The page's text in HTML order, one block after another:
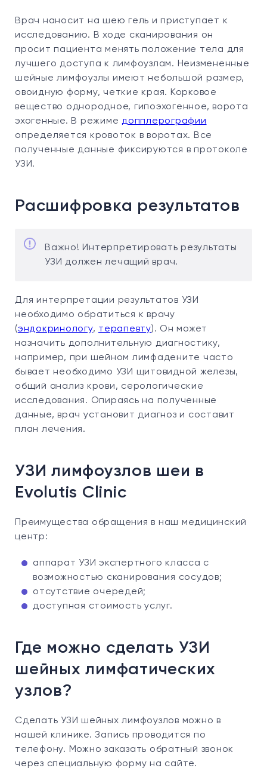
Врач наносит на шею гель и приступает к
исследованию. В ходе сканирования он
просит пациента менять положение тела для
лучшего доступа к лимфоузлам. Неизмененные
шейные лимфоузлы имеют небольшой размер,
овоидную форму, четкие края. Корковое
вещество однородное, гипоэхогенное, ворота
эхогенные. В режиме допплерографии
определяется кровоток в воротах. Все
полученные данные фиксируются в протоколе
УЗИ.
Расшифровка результатов
Важно! Интерпретировать результаты
УЗИ должен лечащий врач.
Для интерпретации результатов УЗИ
необходимо обратиться к врачу
(эндокринологу, терапевту). Он может
назначить дополнительную диагностику,
например, при шейном лимфадените часто
бывает необходимо УЗИ щитовидной железы,
общий анализ крови, серологические
исследования. Опираясь на полученные
данные, врач установит диагноз и составит
план лечения.
УЗИ лимфоузлов шеи в
Evolutis Clinic
Преимущества обращения в наш медицинский
центр:
аппарат УЗИ экспертного класса с
возможностью сканирования сосудов;
отсутствие очередей;
доступная стоимость услуг.
Где можно сделать УЗИ
шейных лимфатических
узлов?
Сделать УЗИ шейных лимфоузлов можно в
нашей клинике. Запись проводится по
телефону. Можно заказать обратный звонок
через специальную форму на сайте.